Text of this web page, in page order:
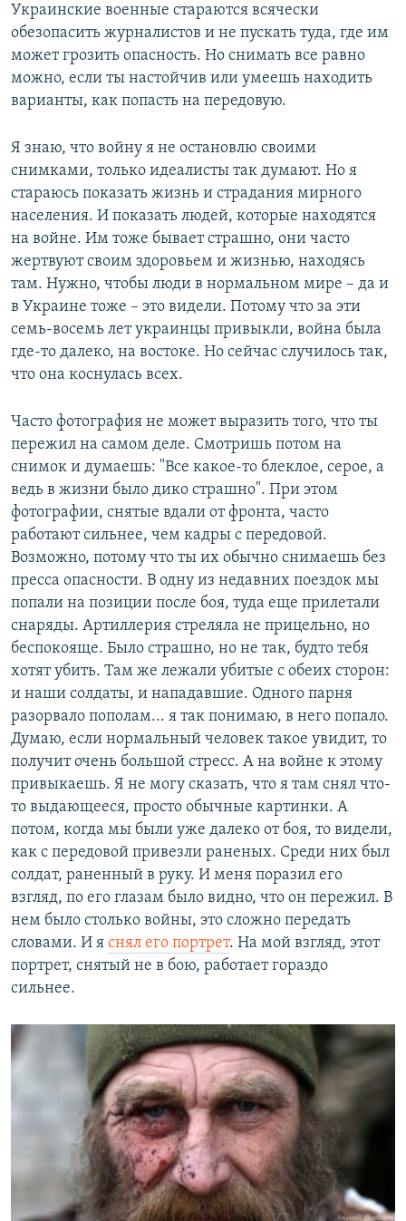
Украинские военные стараются всячески
обезопасить журналистов и не пускать туда, где им
может грозить опасность. Но снимать все равно
можно, если ты настойчив или умеешь находить
варианты, как попасть на передовую.
Я знаю, что войну я не остановлю своими
снимками, только идеалисты так думают. Но я
стараюсь показать жизнь и страдания мирного
населения. И показать людей, которые находятся
на войне. Им тоже бывает страшно, они часто
жертвуют своим здоровьем и жизнью, находясь
там. Нужно, чтобы люди в нормальном мире – да и
в Украине тоже – это видели. Потому что за эти
семь-восемь лет украинцы привыкли, война была
где-то далеко, на востоке. Но сейчас случилось так,
что она коснулась всех.
Часто фотография не может выразить того, что ты
пережил на самом деле. Смотришь потом на
снимок и думаешь: "Все какое-то блеклое, серое, а
ведь в жизни было дико страшно". При этом
фотографии, снятые вдали от фронта, часто
работают сильнее, чем кадры с передовой.
Возможно, потому что ты их обычно снимаешь без
пресса опасности. В одну из недавних поездок мы
попали на позиции после боя, туда еще прилетали
снаряды. Артиллерия стреляла не прицельно, но
беспокояще. Было страшно, но не так, будто тебя
хотят убить. Там же лежали убитые с обеих сторон:
и наши солдаты, и нападавшие. Одного парня
разорвало пополам... я так понимаю, в него попало.
Думаю, если нормальный человек такое увидит, то
получит очень большой стресс. А на войне к этому
привыкаешь. Я не могу сказать, что я там снял что-
то выдающееся, просто обычные картинки. А
потом, когда мы были уже далеко от боя, то видели,
как с передовой привезли раненых. Среди них был
солдат, раненный в руку. И меня поразил его
взгляд, по его глазам было видно, что он пережил. В
нем было столько войны, это сложно передать
словами. И я снял его портрет. На мой взгляд, этот
портрет, снятый не в бою, работает гораздо
сильнее.